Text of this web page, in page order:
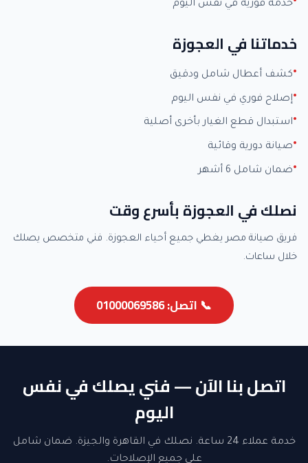
خدمة فورية في نفس اليوم
خدماتنا في العجوزة
كشف أعطال شامل ودقيق
إصلاح فوري في نفس اليوم
استبدال قطع الغيار بأخرى أصلية
صيانة دورية وقائية
ضمان شامل 6 أشهر
نصلك في العجوزة بأسرع وقت
فريق صيانة مصر يغطي جميع أحياء العجوزة. فني متخصص يصلك
خلال ساعات.
📞 اتصل: 01000069586
اتصل بنا الآن — فني يصلك في نفس
اليوم
خدمة عملاء 24 ساعة. نصلك في القاهرة والجيزة. ضمان شامل
على جميع الإصلاحات.